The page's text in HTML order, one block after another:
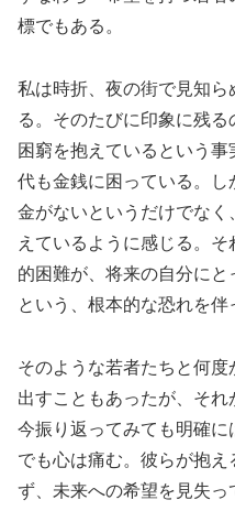
標でもある。
私は時折、夜の街で見知
る。そのたびに印象に残
困窮を抱えているという
代も金銭に困っている。
金がないというだけでな
えているように感じる。
的困難が、将来の自分に
という、根本的な恐れを伴
そのような若者たちと何
出すこともあったが、それ
今振り返ってみても明確
でも心は痛む。彼らが抱
ず、未来への希望を見失